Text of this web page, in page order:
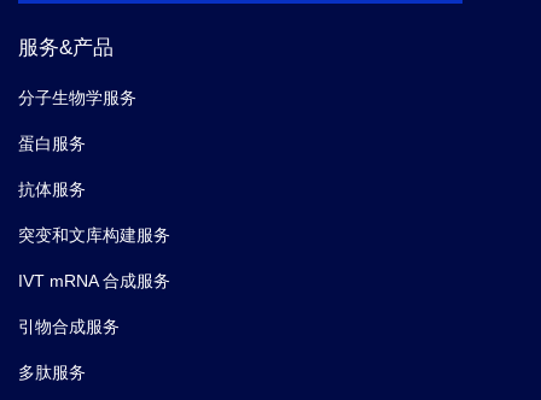
服务&产品
分子生物学服务
蛋白服务
抗体服务
突变和文库构建服务
IVT mRNA 合成服务
引物合成服务
多肽服务